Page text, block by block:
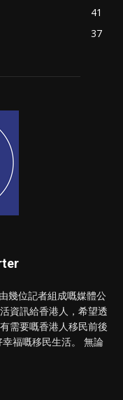
41
37
幾位記者組成嘅媒體公
資訊給香港人，希望透
需要嘅香港人移民前後
福嘅移民生活。 無論